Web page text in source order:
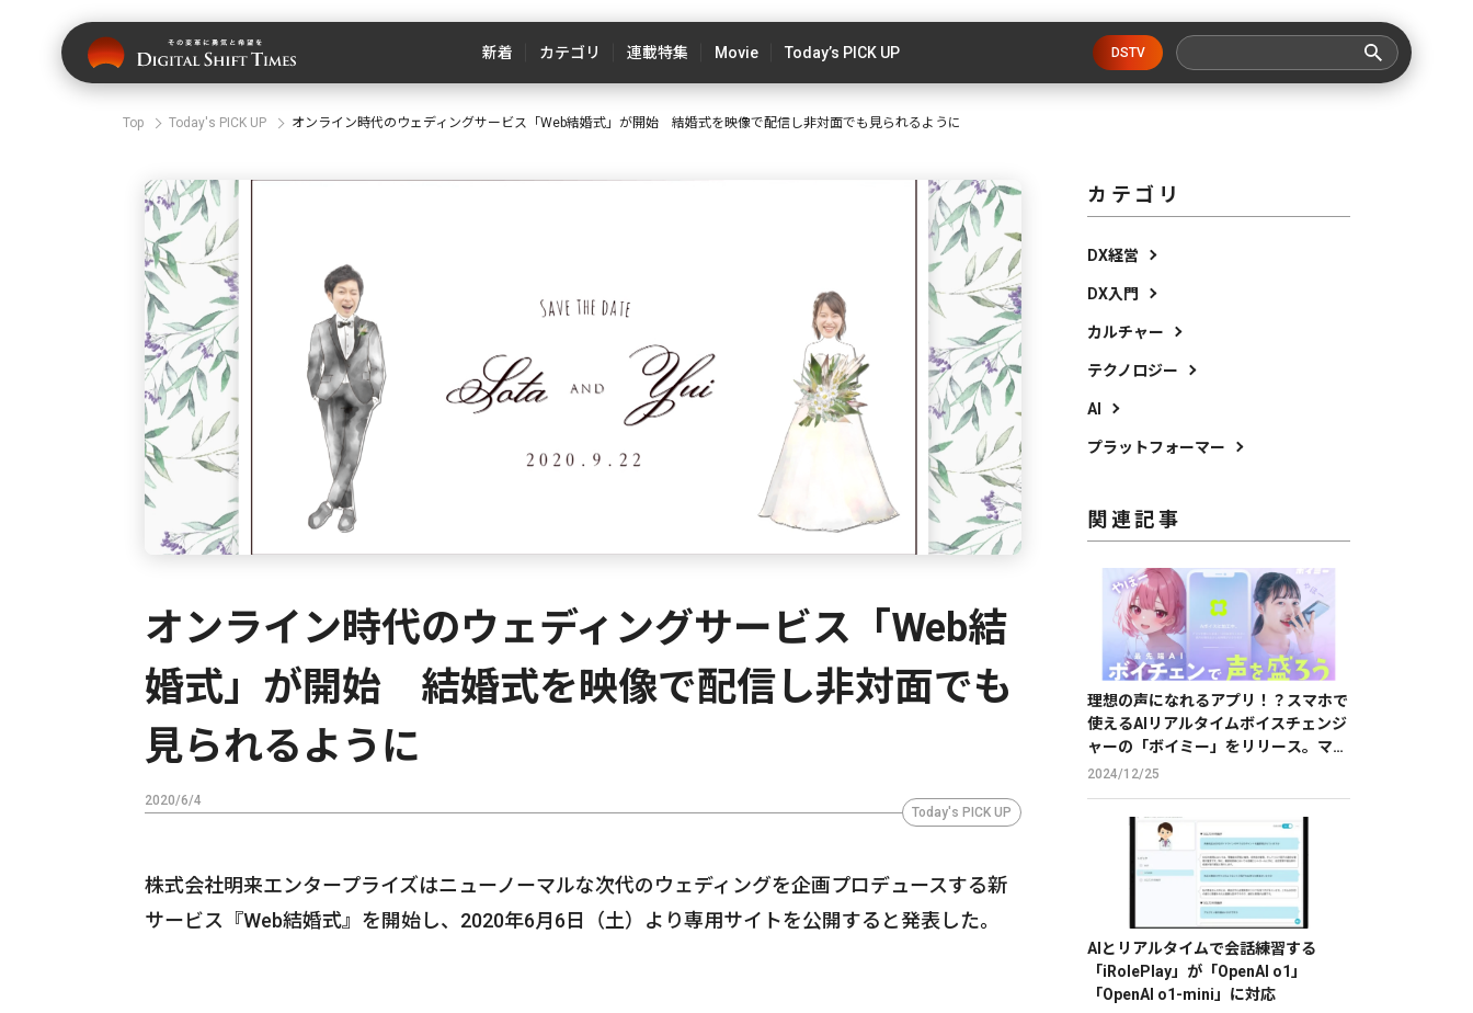
新着 カテゴリ 連載特集 Movie Today’s PICK UP DSTV
Top Today's PICK UP オンライン時代のウェディングサービス「Web結婚式」が開始 結婚式を映像で配信し非対面でも見られるように
オンライン時代のウェディングサービス「Web結
婚式」が開始 結婚式を映像で配信し非対面でも
見られるように
2020/6/4
Today's PICK UP
株式会社明来エンタープライズはニューノーマルな次代のウェディングを企画プロデュースする新
サービス『Web結婚式』を開始し、2020年6月6日（土）より専用サイトを公開すると発表した。
カテゴリ
DX経営
DX入門
カルチャー
テクノロジー
AI
プラットフォーマー
関連記事
理想の声になれるアプリ！？スマホで
使えるAIリアルタイムボイスチェンジ
ャーの「ボイミー」をリリース。マイ
クに向かって喋るだけで、誰でも萌え
2024/12/25
AIとリアルタイムで会話練習する
「iRolePlay」が「OpenAI o1」
「OpenAI o1-mini」に対応